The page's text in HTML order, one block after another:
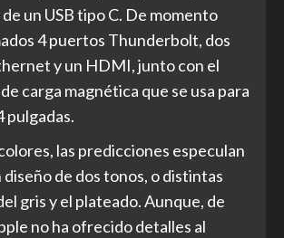
un USB tipo C. De momento
4 puertos Thunderbolt, dos
y un HDMI, junto con el
carga magnética que se usa para
pulgadas.
las predicciones especulan
diseño de dos tonos, o distintas
gris y el plateado. Aunque, de
no ha ofrecido detalles al